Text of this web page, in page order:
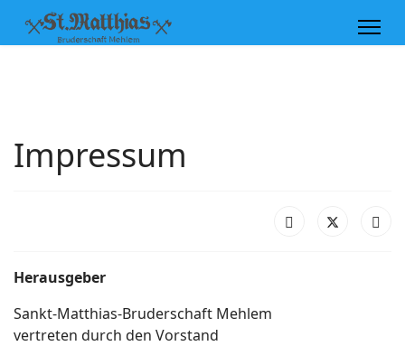
Impressum
Herausgeber
Sankt-Matthias-Bruderschaft Mehlem
vertreten durch den Vorstand